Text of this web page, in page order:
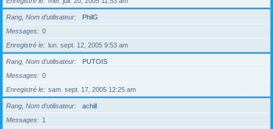
Rang, Nom d’utilisateur
PhilG
Messages
0
Enregistré le
lun. sept. 12, 2005 9:53 am
Rang, Nom d’utilisateur
PUTOIS
Messages
0
Enregistré le
sam. sept. 17, 2005 12:25 am
Rang, Nom d’utilisateur
achill
Messages
1